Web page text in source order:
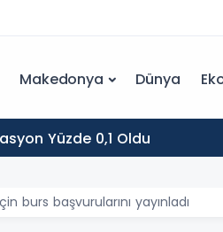
Makedonya Dünya
Yüzde 0,1 Oldu
burs başvurularını yayınladı